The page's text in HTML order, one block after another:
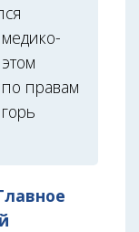
правам